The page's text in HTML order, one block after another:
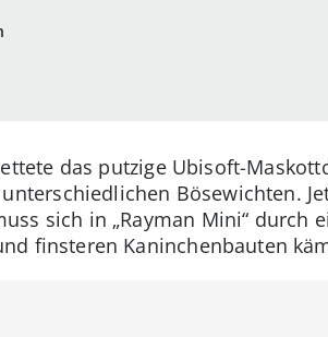
das putzige Ubisoft-
Bösewichten.
sich in „Rayman Mini“ durch
finsteren Kaninchenbauten